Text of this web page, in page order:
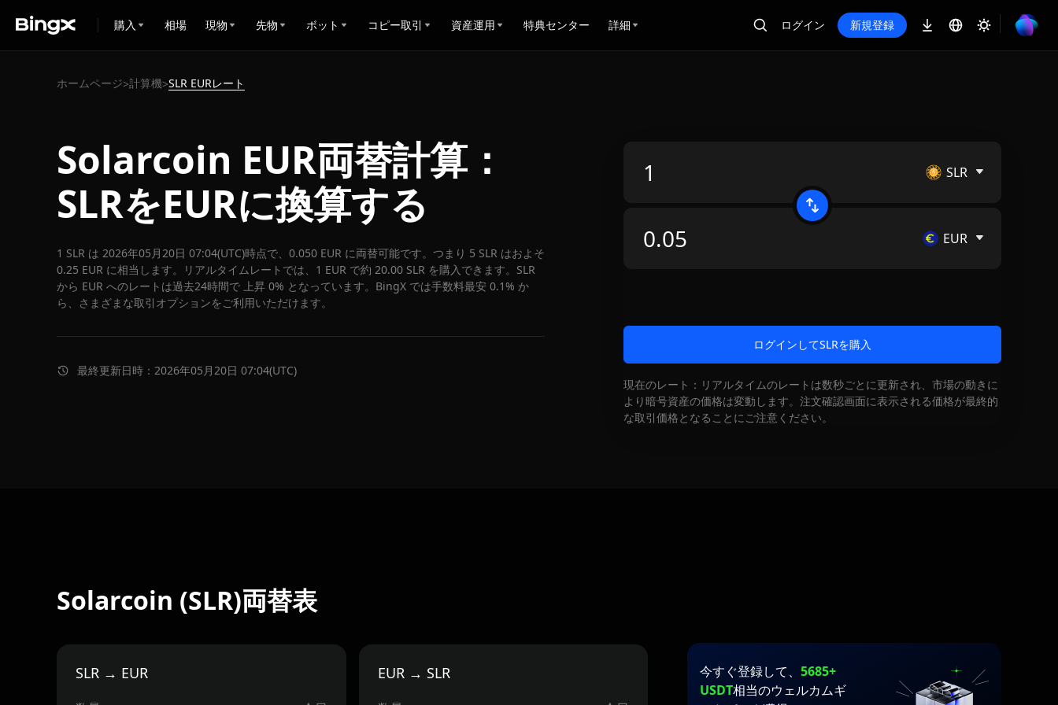
購入 相場 現物 先物 ボット コピー取引 資産運用 特典センター 詳細 ログイン 新規登録
ホームページ>計算機>SLR EURレート
Solarcoin EUR両替計算：
SLRをEURに換算する
1 SLR は 2026年05月20日 07:04(UTC)時点で、0.050 EUR に両替可能です。つまり 5 SLR はおよそ
0.25 EUR に相当します。リアルタイムレートでは、1 EUR で約 20.00 SLR を購入できます。SLR
から EUR へのレートは過去24時間で 上昇 0% となっています。BingX では手数料最安 0.1% か
ら、さまざまな取引オプションをご利用いただけます。
最終更新日時：2026年05月20日 07:04(UTC)
SLR
EUR
ログインしてSLRを購入
現在のレート：リアルタイムのレートは数秒ごとに更新され、市場の動きに
より暗号資産の価格は変動します。注文確認画面に表示される価格が最終的
な取引価格となることにご注意ください。
Solarcoin (SLR)両替表
SLR → EUR EUR → SLR 今すぐ登録して、 5685+
USDT相当のウェルカムギ